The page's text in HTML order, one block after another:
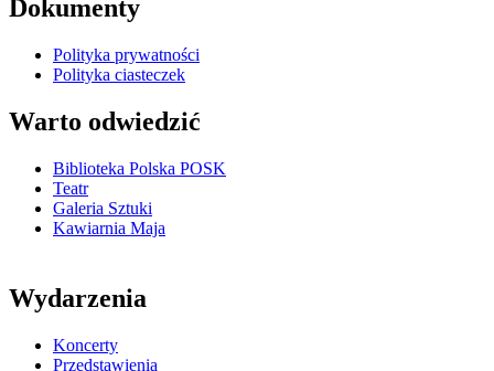
Dokumenty
Polityka prywatności
Polityka ciasteczek
Warto odwiedzić
Biblioteka Polska POSK
Teatr
Galeria Sztuki
Kawiarnia Maja
Wydarzenia
Koncerty
Przedstawienia